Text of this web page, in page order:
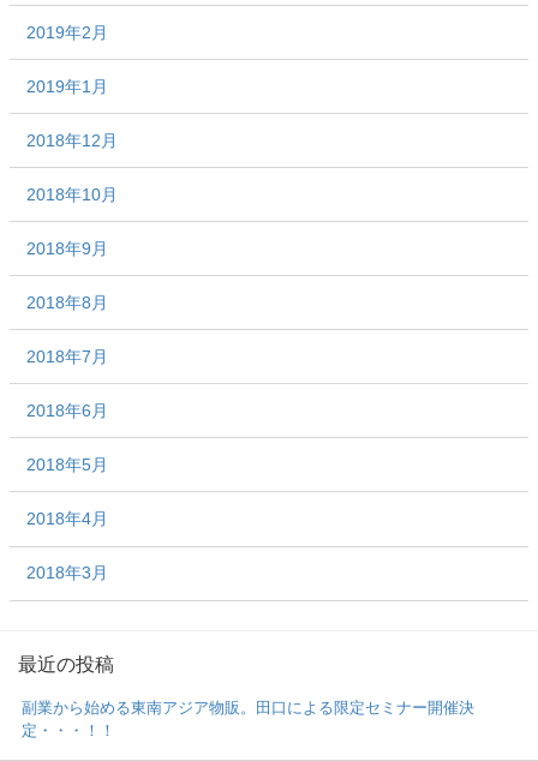
2019年2月
2019年1月
2018年12月
2018年10月
2018年9月
2018年8月
2018年7月
2018年6月
2018年5月
2018年4月
2018年3月
最近の投稿
副業から始める東南アジア物販。田口による限定セミナー開催決
定・・・！！